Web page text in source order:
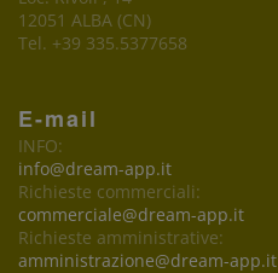
12051 ALBA (CN)
Tel. +39 335.5377658
E-mail
INFO:
info@dream-app.it
Richieste commerciali:
commerciale@dream-app.it
Richieste amministrative:
amministrazione@dream-app.it